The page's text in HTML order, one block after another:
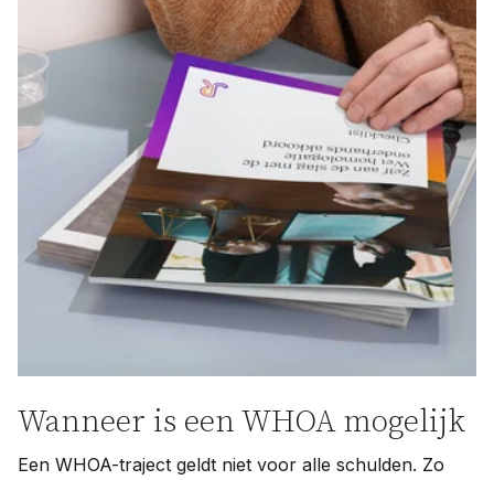
Wanneer is een WHOA mogelijk
Een WHOA-traject geldt niet voor alle schulden. Zo